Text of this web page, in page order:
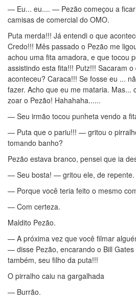
— Eu... eu.... — Pezão começou a
camisas de comercial do OMO.
Puta merda!!! Já entendi o que
Credo!!! Mês passado o Pezão me
achou uma fita amadora, e que tocou
assistindo esta fita!!! Putz!!! Sacaram o
aconteceu? Caraca!!! Se fosse eu ...
fazer. Acho que eu me mataria. Mas...
zoar o Pezão! Hahahaha......
— Seu irmão tocou punheta vendo a
— Puta que o pariu!!! — gritou o
tomando banho?
Pezão estava branco, pensei que ia
— Seu bosta! — gritou ele, de
— Porque você teria feito o mesmo
— Com certeza.
Maldito Pezão.
— A próxima vez que você filmar
— disse Pezão, encarando o Bill
também, seu filho da puta!!!
O pirralho caiu na gargalhada
— Burrão.